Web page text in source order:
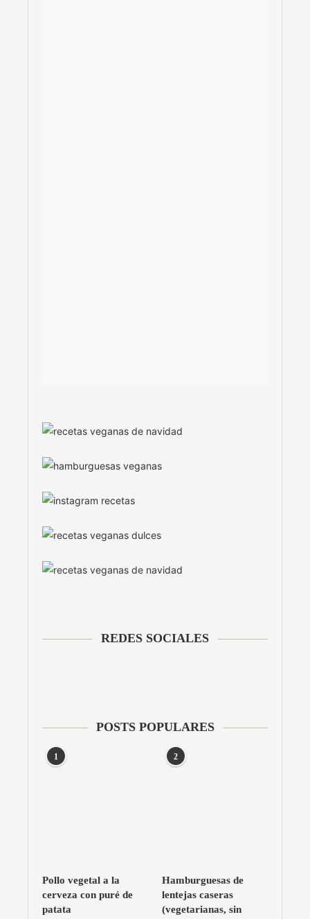
REDES SOCIALES
POSTS POPULARES
1
Pollo vegetal a la
cerveza con puré de
patata
2
Hamburguesas de
lentejas caseras
(vegetarianas, sin